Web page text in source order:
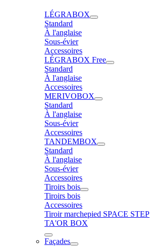
LÉGRABOX
Standard
À l'anglaise
Sous-évier
Accessoires
LÉGRABOX Free
Standard
À l'anglaise
Accessoires
MERIVOBOX
Standard
À l'anglaise
Sous-évier
Accessoires
TANDEMBOX
Standard
À l'anglaise
Sous-évier
Accessoires
Tiroirs bois
Tiroirs bois
Accessoires
Tiroir marchepied SPACE STEP
TA'OR BOX
Façades